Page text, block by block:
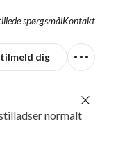
spørgsmålKontakt
dig
normalt